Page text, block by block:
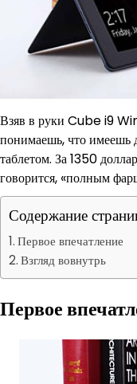
Взяв в руки Cube i9
понимаешь, что
таблетом. За 1350
говорится, «полным
Содержание
Первое впечатление
Взгляд вовнутрь
Первое